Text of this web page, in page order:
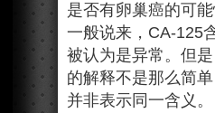
是否有卵巢癌的可能
一般说来，CA-125
被认为是异常。但
的解释不是那么简
并非表示同一含义。